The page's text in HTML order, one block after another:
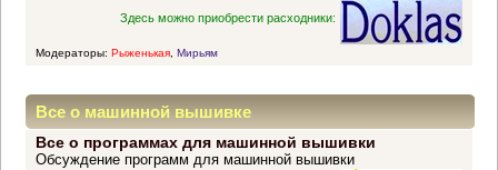
Здесь можно приобрести расходники:
Модераторы: Рыженькая, Мирьям
Все о машинной вышивке
Все о программах для машинной вышивки
Обсуждение программ для машинной вышивки